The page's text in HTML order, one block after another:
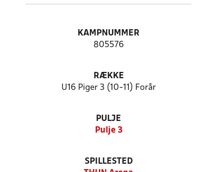
KAMPNUMMER
805576
RÆKKE
U16 Piger 3 (10-11) Forår
PULJE
Pulje 3
SPILLESTED